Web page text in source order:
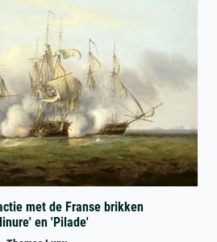
met de Franse brikken
en 'Pilade'